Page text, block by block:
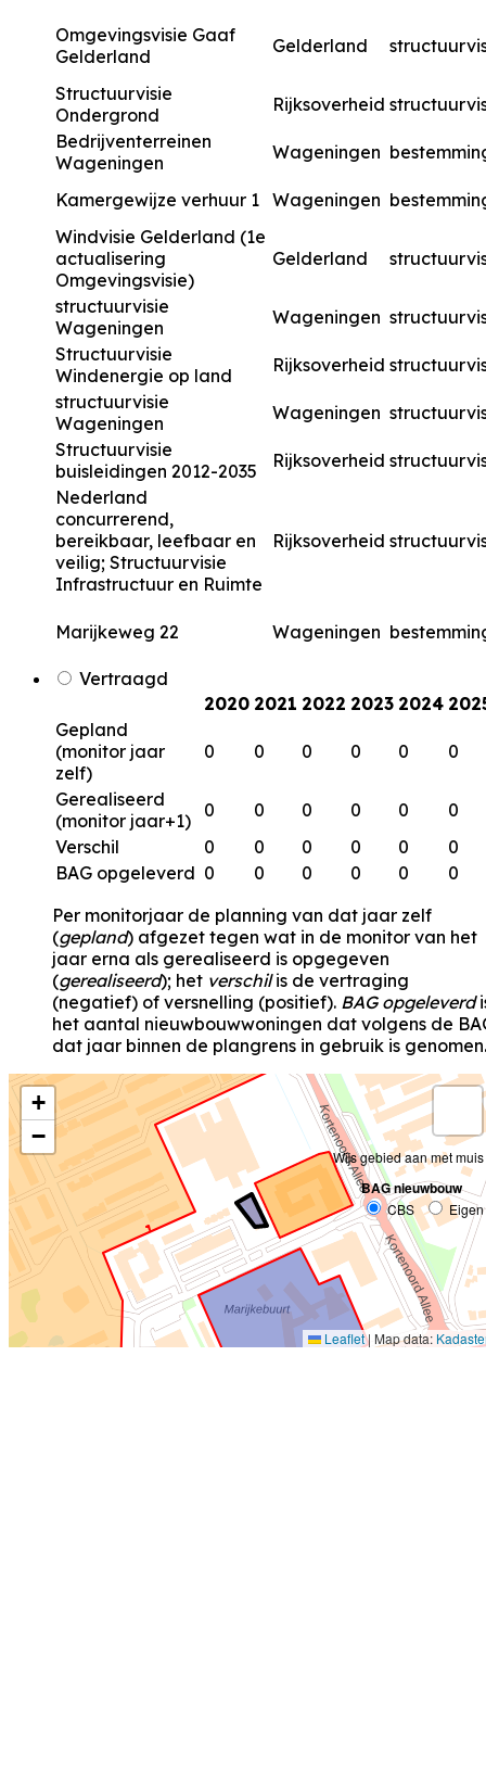
Omgevingsvisie Gaaf
Gelderland
Gelderland
Structuurvisie
Ondergrond
Rijksoverheid
Bedrijventerreinen
Wageningen
Wageningen
Kamergewijze verhuur 1 Wageningen
Windvisie Gelderland (1e
actualisering
Omgevingsvisie)
Gelderland
structuurvisie
Wageningen
Wageningen
Structuurvisie
Windenergie op land
Rijksoverheid
structuurvisie
Wageningen
Wageningen
Structuurvisie
buisleidingen 2012-2035
Rijksoverheid
Nederland
concurrerend,
bereikbaar, leefbaar en
veilig; Structuurvisie
Infrastructuur en Ruimte
Rijksoverheid
Marijkeweg 22 Wageningen
Vertraagd
2020 2021 2022 2023 2024
Gepland
(monitor jaar
zelf)
0 0 0 0 0 0
Gerealiseerd
(monitor jaar+1)
0 0 0 0 0
0
Verschil
0 0 0 0 0
0
BAG opgeleverd 0 0 0 0 0
0
Per monitorjaar de planning van dat jaar zelf
(gepland) afgezet tegen wat in de monitor van het
jaar erna als gerealiseerd is opgegeven
(gerealiseerd); het verschilis de vertraging
(negatief) of versnelling (positief). BAG opgeleverd
het aantal nieuwbouwwoningen dat volgens de
dat jaar binnen de plangrens in gebruik is genomen.
+
−
Wijs gebied aan met muis
BAG nieuwbouw
CBS Eigen
Leaflet| Map data: